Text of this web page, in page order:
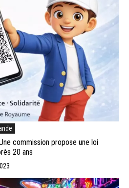
commission propose une loi
20 ans